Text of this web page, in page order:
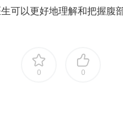
可以更好地理解和把握腹
0 0